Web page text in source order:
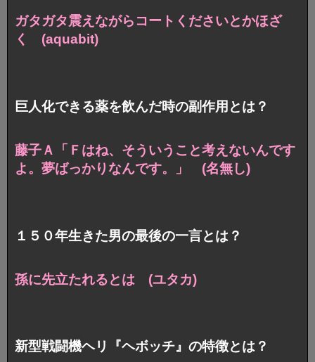
ガタガタ震えながらコートくださいとかほざ
く (aquabit)
巨人化できる薬を飲んだ時の副作用とは？
藤子Ａ「Ｆはね、そういうこと考えないんです
よ。夢ばっかりなんです。」 (名無し)
１５０年生きた男の最後の一言とは？
孫に先立たれるとは (ユタカ)
新型戦闘機ヘリ『ヘボッチ』の特徴とは？